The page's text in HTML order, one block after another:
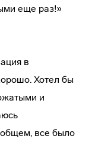
еще раз!»
в
Хотел бы
и
все было